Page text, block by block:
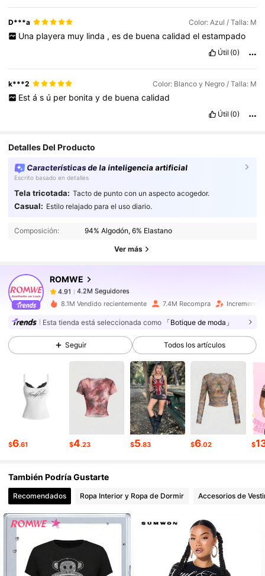
D***a Color: Azul / Talla: M
Una playera muy linda , es de buena calidad el estampado
Útil (0)
k***2 Color: Blanco y Negro / Talla: M
Est á s ú per bonita y de buena calidad
Útil (0)
Detalles Del Producto
Características de la inteligencia artificial
Escrito basado en detalles
Tela tricotada: Tacto de punto con un aspecto acogedor.
Casual: Estilo relajado para el uso diario.
Composición: 94% Algodón, 6% Elastano
Ver más
ROMWE
4.91 4.2M Seguidores
4.91
4.2M Seguidores
N***aseguidoHace 1 horas
4.91
4.2M Seguidores
4.91 4.2M Seguidores
4.91 4.2M Seguidores
4.91 4.2M Seguidores
4.2M Seguidores
4.2M Seguidores
8.1M Vendido recientemente 7.4M Recompra Incremento
Esta tienda está seleccionada como 「Botique de moda」
Seguir Todos los artículos
$6.61 $4.23 $5.83 $6.02 $
También Podría Gustarte
Recomendados Ropa Interior y Ropa de Dormir Accesorios de